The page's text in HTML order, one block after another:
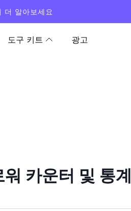
더 알아보세요
도구 키트 광고
카운터 및 통계